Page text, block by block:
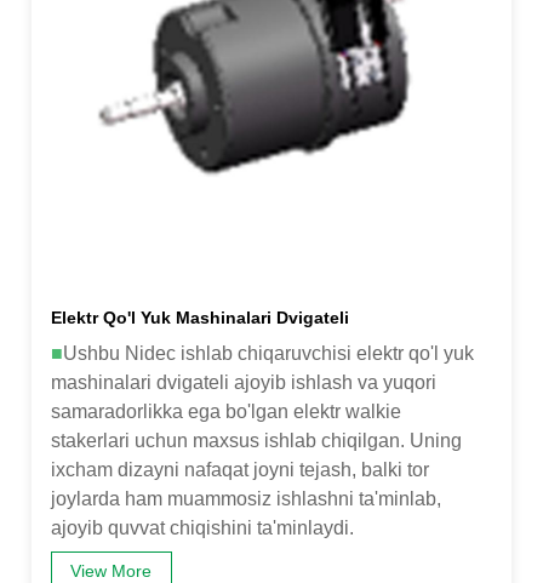
Elektr Qo'l Yuk Mashinalari Dvigateli
■Ushbu Nidec ishlab chiqaruvchisi elektr qo'l yuk
mashinalari dvigateli ajoyib ishlash va yuqori
samaradorlikka ega bo'lgan elektr walkie
stakerlari uchun maxsus ishlab chiqilgan. Uning
ixcham dizayni nafaqat joyni tejash, balki tor
joylarda ham muammosiz ishlashni ta'minlab,
ajoyib quvvat chiqishini ta'minlaydi.
View More